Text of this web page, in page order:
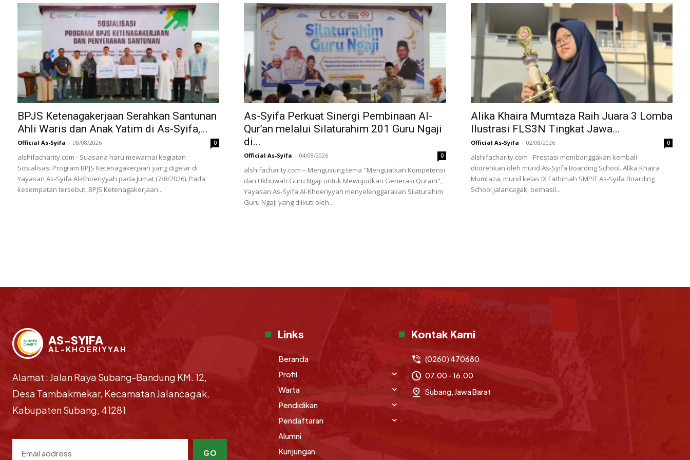
BPJS Ketenagakerjaan Serahkan Santunan
Ahli Waris dan Anak Yatim di As-Syifa,...
Official As-Syifa - 08/08/2026 0
alshifacharity.com - Suasana haru mewarnai kegiatan
Sosialisasi Program BPJS Ketenagakerjaan yang digelar di
Yayasan As-Syifa Al-Khoeriyyah pada Jumat (7/8/2026). Pada
kesempatan tersebut, BPJS Ketenagakerjaan...
As-Syifa Perkuat Sinergi Pembinaan Al-
Qur’an melalui Silaturahim 201 Guru Ngaji
di...
Official As-Syifa - 04/08/2026 0
alshifacharity.com – Mengusung tema "Menguatkan Kompetensi
dan Ukhuwah Guru Ngaji untuk Mewujudkan Generasi Qurani",
Yayasan As-Syifa Al-Khoeriyyah menyelenggarakan Silaturahim
Guru Ngaji yang diikuti oleh...
Alika Khaira Mumtaza Raih Juara 3 Lomba
Ilustrasi FLS3N Tingkat Jawa...
Official As-Syifa - 02/08/2026 0
alshifacharity.com - Prestasi membanggakan kembali
ditorehkan oleh murid As-Syifa Boarding School. Alika Khaira
Mumtaza, murid kelas IX Fathimah SMPIT As-Syifa Boarding
School Jalancagak, berhasil...
AS-SYIFA
AL-KHOERIYYAH
Alamat : Jalan Raya Subang-Bandung KM. 12,
Desa Tambakmekar, Kecamatan Jalancagak,
Kabupaten Subang, 41281
GO
Links
Beranda
Profil
Warta
Pendidikan
Pendaftaran
Alumni
Kunjungan
Kontak Kami
(0260) 470680
07.00 - 16.00
Subang, Jawa Barat